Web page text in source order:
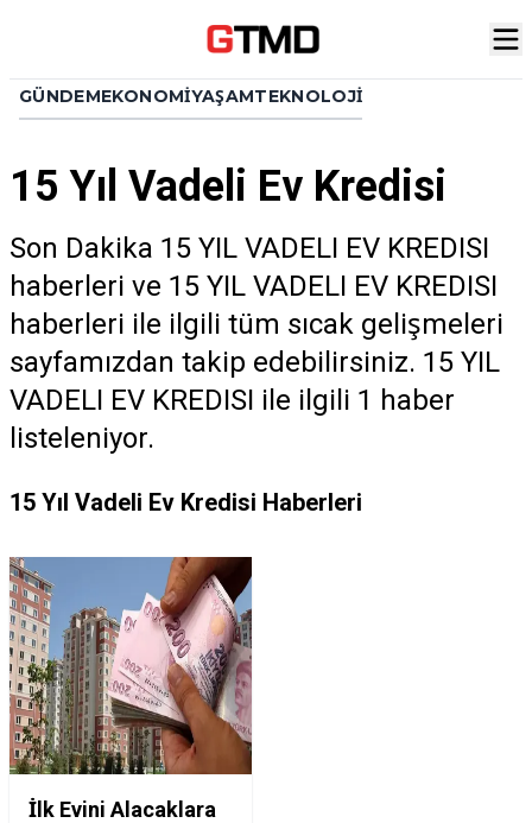
GÜNDEMEKONOMIYAŞAMTEKNOLOJI
15 Yıl Vadeli Ev Kredisi
Son Dakika 15 YIL VADELI EV KREDISI
haberleri ve 15 YIL VADELI EV KREDISI
haberleri ile ilgili tüm sıcak gelişmeleri
sayfamızdan takip edebilirsiniz. 15 YIL
VADELI EV KREDISI ile ilgili 1 haber
listeleniyor.
15 Yıl Vadeli Ev Kredisi Haberleri
İlk Evini Alacaklara